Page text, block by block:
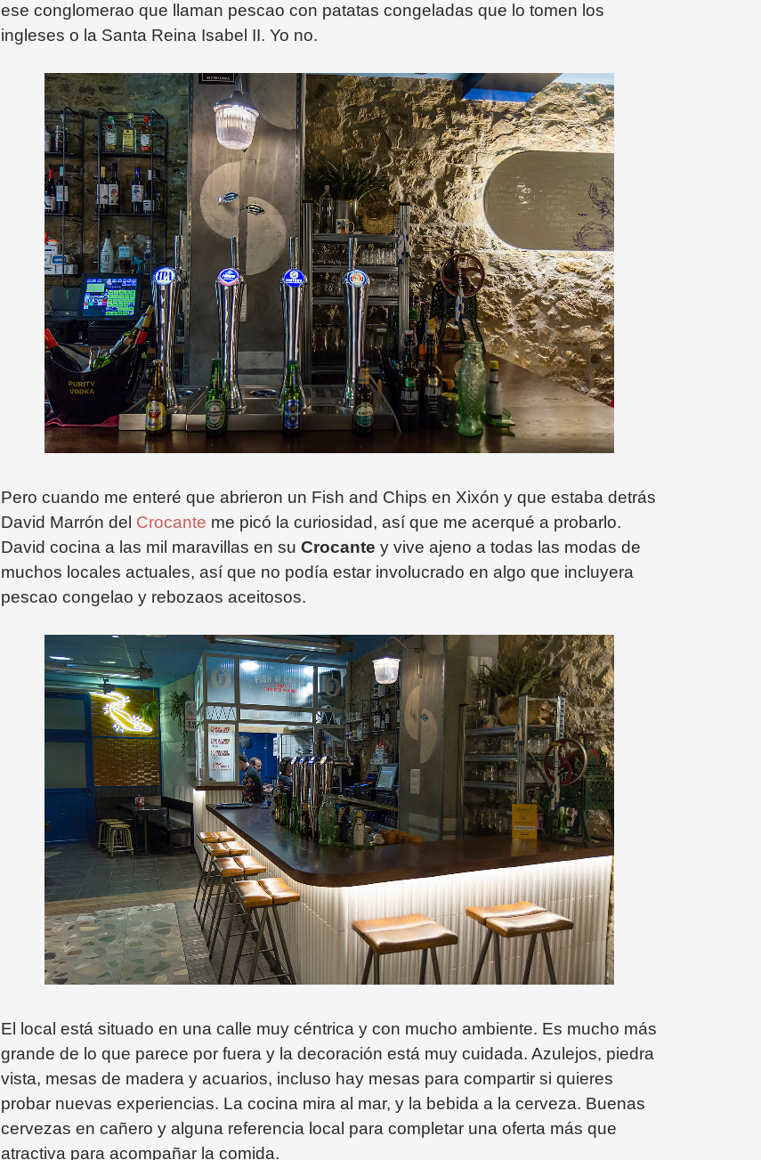
ese conglomerao que llaman pescao con patatas congeladas que lo tomen los
ingleses o la Santa Reina Isabel II. Yo no.
Pero cuando me enteré que abrieron un Fish and Chips en Xixón y que estaba detrás
David Marrón del Crocante me picó la curiosidad, así que me acerqué a probarlo.
David cocina a las mil maravillas en su Crocante y vive ajeno a todas las modas de
muchos locales actuales, así que no podía estar involucrado en algo que incluyera
pescao congelao y rebozaos aceitosos.
El local está situado en una calle muy céntrica y con mucho ambiente. Es mucho más
grande de lo que parece por fuera y la decoración está muy cuidada. Azulejos, piedra
vista, mesas de madera y acuarios, incluso hay mesas para compartir si quieres
probar nuevas experiencias. La cocina mira al mar, y la bebida a la cerveza. Buenas
cervezas en cañero y alguna referencia local para completar una oferta más que
atractiva para acompañar la comida.